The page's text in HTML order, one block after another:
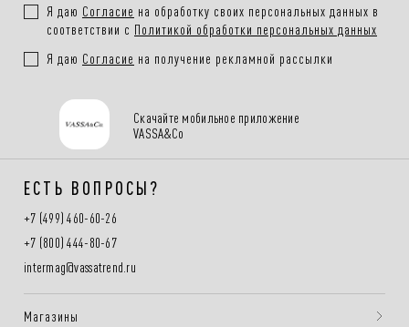
Я даю Согласие на обработку своих персональных данных в
соответствии с Политикой обработки персональных данных
Я даю Согласие на получение рекламной рассылки
Скачайте мобильное приложение
VASSA&Co
ЕСТЬ ВОПРОСЫ?
+7 (499) 460-60-26
+7 (800) 444-80-67
intermag@vassatrend.ru
Магазины